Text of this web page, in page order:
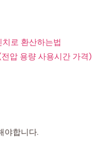
로 환산하는법
압 용량 사용시간 가격)
야합니다.